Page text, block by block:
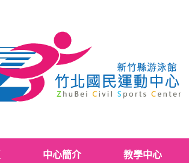
中心簡介 教學中心